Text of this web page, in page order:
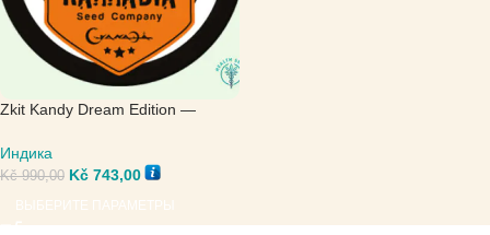
Zkit Kandy Dream Edition —
Индика
Kč990,00 Kč 743,00
ВЫБЕРИТЕ ПАРАМЕТРЫ